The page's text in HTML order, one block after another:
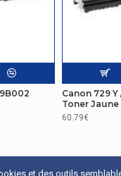
Canon 729
Toner Jaune
60.79€
et des outils